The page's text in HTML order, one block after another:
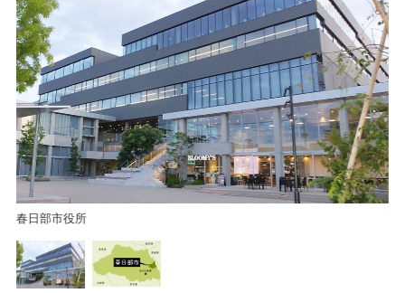
春日部市役所